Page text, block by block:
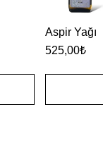
Aspir Yağı
525,00₺